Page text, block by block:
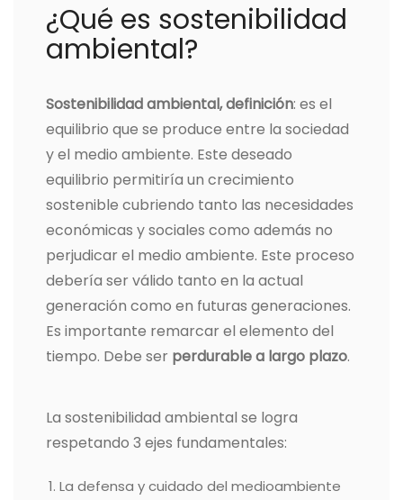
¿Qué es sostenibilidad
ambiental?
Sostenibilidad ambiental, definición: es el
equilibrio que se produce entre la sociedad
y el medio ambiente. Este deseado
equilibrio permitiría un crecimiento
sostenible cubriendo tanto las necesidades
económicas y sociales como además no
perjudicar el medio ambiente. Este proceso
debería ser válido tanto en la actual
generación como en futuras generaciones.
Es importante remarcar el elemento del
tiempo. Debe ser perdurable a largo plazo.
La sostenibilidad ambiental se logra
respetando 3 ejes fundamentales:
La defensa y cuidado del medioambiente